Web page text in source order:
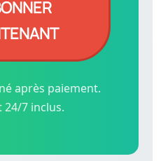
après paiement.
24/7 inclus.